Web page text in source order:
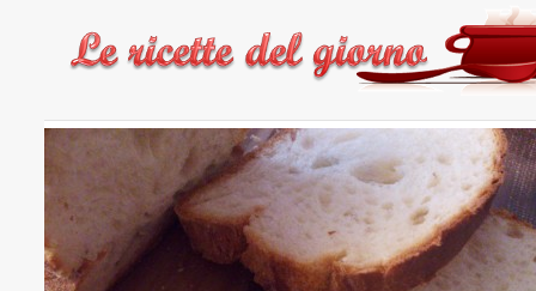
al Miele senza
Valutazione media: (0 / 5)